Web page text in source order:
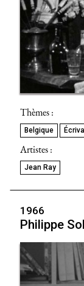
Thèmes :
Belgique
Artistes :
Jean Ray
1966
Philippe